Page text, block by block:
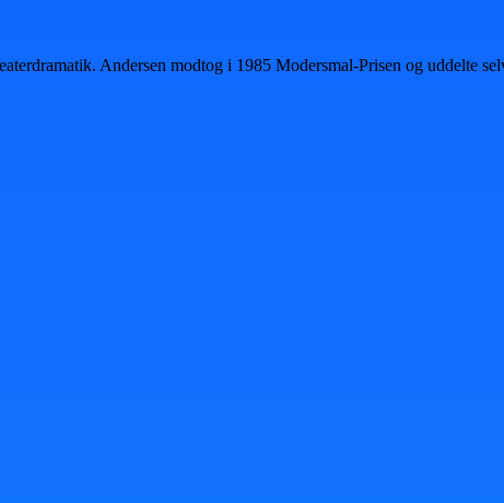
Andersen modtog i 1985 Modersmal-Prisen og uddelte